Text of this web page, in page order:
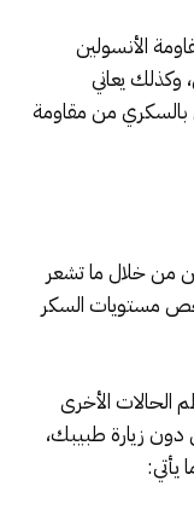
الأنسولين
يعاني
بالسكري من مقاومة
من خلال ما تشعر
مستويات السكر
الحالات الأخرى
دون زيارة طبيبك،